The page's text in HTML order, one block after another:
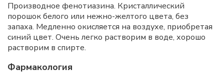
Производное фенотиазина. Кристаллический
порошок белого или нежно-желтого цвета, без
запаха. Медленно окисляется на воздухе, приобретая
синий цвет. Очень легко растворим в воде, хорошо
растворим в спирте.
Фармакология